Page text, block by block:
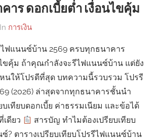
าร ดอกเบี้ยต่ำ เงื่อนไขคุ้ม
In การเงิน
ไฟแนนซ์บ้าน 2569 ครบทุกธนาคาร
ไขคุ้ม ถ้าคุณกำลังจะรีไฟแนนซ์บ้าน แต่ยัง
นให้โปรดีที่สุด บทความนี้รวบรวม โปรรี
(2026) ล่าสุดจากทุกธนาคารชั้นนำ
บเทียบดอกเบี้ย ค่าธรรมเนียม และข้อได้
เดียว
สารบัญ ทำไมต้องเปรียบเทียบ
? ตารางเปรียบเทียบโปรรีไฟแนนซ์บ้าน